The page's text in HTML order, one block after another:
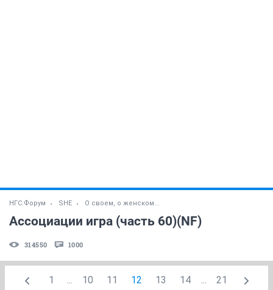
НГС.Форум SHE О своем, о женском...
Ассоциации игра (часть 60)(NF)
314550 1000
1 ... 10 11 12 13 14 ... 21